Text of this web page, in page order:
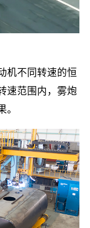
机不同转速的恒
速范围内，雾炮
。